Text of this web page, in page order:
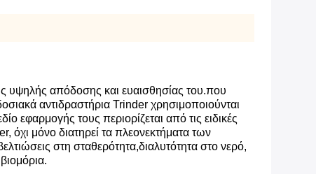
υψηλής απόδοσης και ευαισθησίας του.που
αντιδραστήρια Trinder χρησιμοποιούνται
εφαρμογής τους περιορίζεται από τις ειδικές
όχι μόνο διατηρεί τα πλεονεκτήματα των
στη σταθερότητα,διαλυτότητα στο νερό,